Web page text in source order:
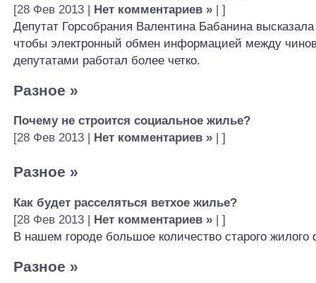
[28 Фев 2013 | Нет комментариев » | ]
Депутат Горсобрания Валентина Бабанина
чтобы электронный обмен информацией между
депутатами работал более четко.
Разное »
Почему не строится социальное жилье?
[28 Фев 2013 |
Нет комментариев » | ]
Разное »
Как будет расселяться ветхое жилье?
[28 Фев 2013 | Нет комментариев » | ]
В нашем городе большое количество старого жилого
Разное »